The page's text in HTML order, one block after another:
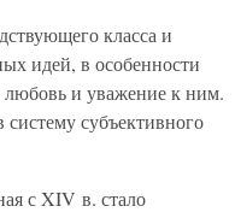
класса и
идей, в особенности
любовь и уважение к ним.
субъективного
с XIV в. стало